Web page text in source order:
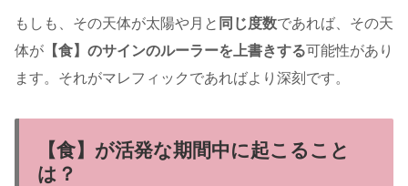
もしも、その天体が太陽や月と 同じ度数であれば、その天
体が 【食】のサインのルーラーを上書きする可能性があり
ます。それがマレフィックであればより深刻です。
【食】が活発な期間中に起こること
は？